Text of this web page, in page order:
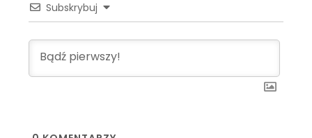
Subskrybuj